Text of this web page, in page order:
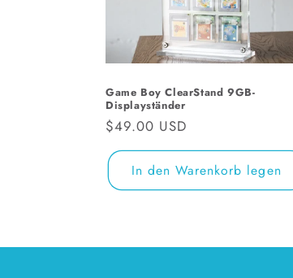
Game Boy ClearStand 9GB-
Displayständer
Normaler
Preis
$49.00 USD
In den Warenkorb legen